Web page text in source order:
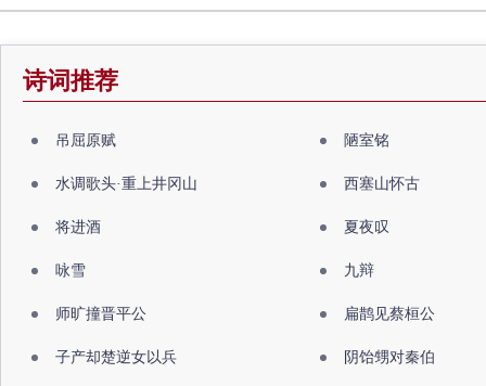
诗词推荐
吊屈原赋 陋室铭
水调歌头·重上井冈山 西塞山怀古
将进酒 夏夜叹
咏雪 九辩
师旷撞晋平公 扁鹊见蔡桓公
子产却楚逆女以兵 阴饴甥对秦伯